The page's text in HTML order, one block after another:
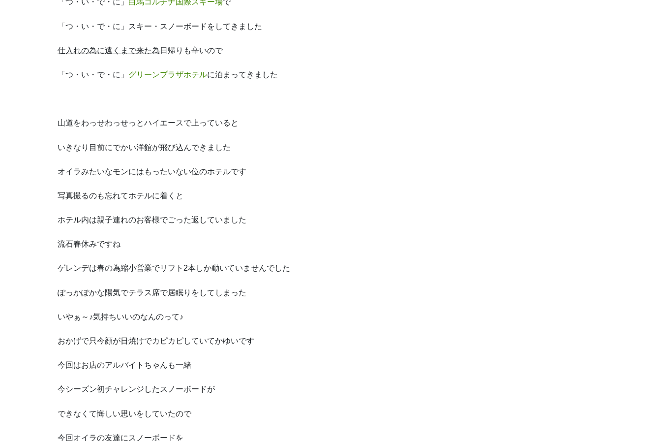
「つ・い・で・に」 白馬コルチナ国際スキー場で
「つ・い・で・に」スキー・スノーボードをしてきました
仕入れの為に遠くまで来た為 日帰りも辛いので
「つ・い・で・に」 グリーンプラザホテルに泊まってきました
山道をわっせわっせっとハイエースで上っていると
いきなり目前にでかい洋館が飛び込んできました
オイラみたいなモンにはもったいない位のホテルです
写真撮るのも忘れてホテルに着くと
ホテル内は親子連れのお客様でごった返していました
流石春休みですね
ゲレンデは春の為縮小営業でリフト2本しか動いていませんでした
ぽっかぽかな陽気でテラス席で居眠りをしてしまった
いやぁ～♪気持ちいいのなんのって♪
おかげで只今顔が日焼けでカピカピしていてかゆいです
今回はお店のアルバイトちゃんも一緒
今シーズン初チャレンジしたスノーボードが
できなくて悔しい思いをしていたので
今回オイラの友達にスノーボードを